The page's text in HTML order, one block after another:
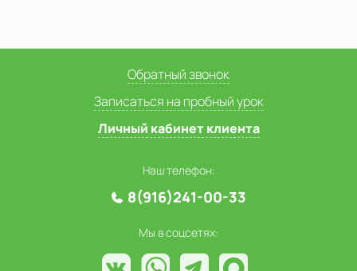
Обратный звонок
Записаться на пробный урок
Личный кабинет клиента
Наш телефон:
8(916)241-00-33
Мы в соцсетях: